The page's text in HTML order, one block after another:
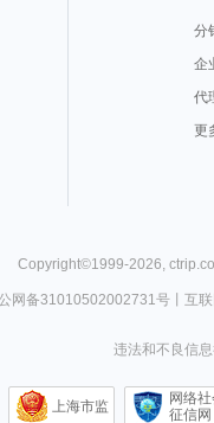
分
企
代
更
Copyright©1999-2026,
网备31010502002731号丨 互
违法和不良信
上海市监
网络社
征信网